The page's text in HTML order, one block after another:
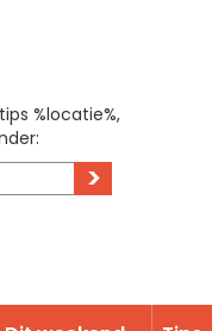
%locatie%,
>